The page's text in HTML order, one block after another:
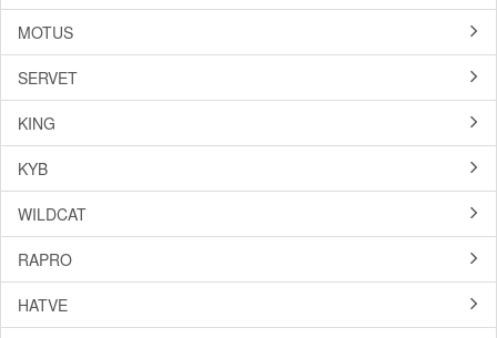
MOTUS
SERVET
KING
KYB
WILDCAT
RAPRO
HATVE